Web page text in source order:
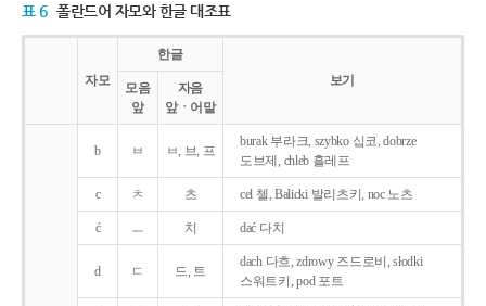
표 6 폴란드어 자모와 한글 대조표
자모
한글
보기
모음
앞
자음
앞ㆍ어말
b ㅂ ㅂ, 브, 프
burak 부라크, szybko 십코, dobrze
도브제, chleb 흘레프
c ㅊ 츠 cel 첼, Balicki 발리츠키, noc 노츠
ć ㅡ 치 dać 다치
d ㄷ 드, 트
dach 다흐, zdrowy 즈드로비, słodki
스워트키, pod 포트